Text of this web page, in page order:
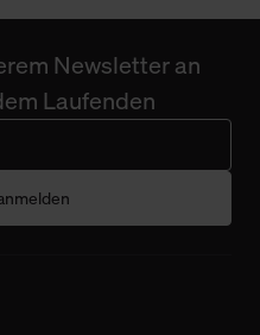
Newsletter an
Laufenden